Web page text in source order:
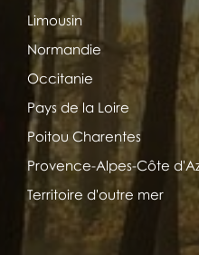
Limousin
Normandie
Occitanie
Pays de la Loire
Poitou Charentes
Provence-Alpes-Côte
Territoire d'outre mer